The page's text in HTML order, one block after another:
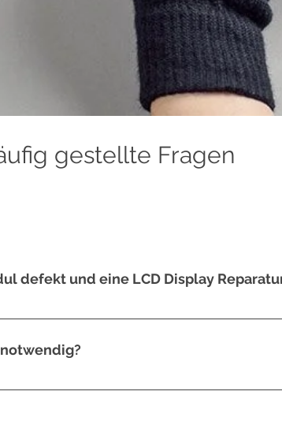
gestellte Fragen
defekt und eine LCD Display
sind Streifen zu sehen. – Das Display leuchtet nur
gesprungen. Das gesamte Touch-